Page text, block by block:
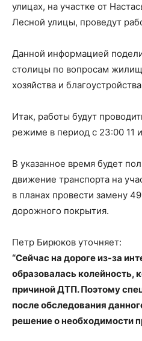
улицах, на участке от
Лесной улицы, проведут
Данной информацией
столицы по вопросам
хозяйства и
Итак, работы будут
режиме в период с 23:00 11
В указанное время будет
движение транспорта на
в планах провести замену
дорожного покрытия.
Петр Бирюков уточняет:
“Сейчас на дороге из-за
образовалась колейность,
причиной ДТП. Поэтому
после обследования
решение о необходимости